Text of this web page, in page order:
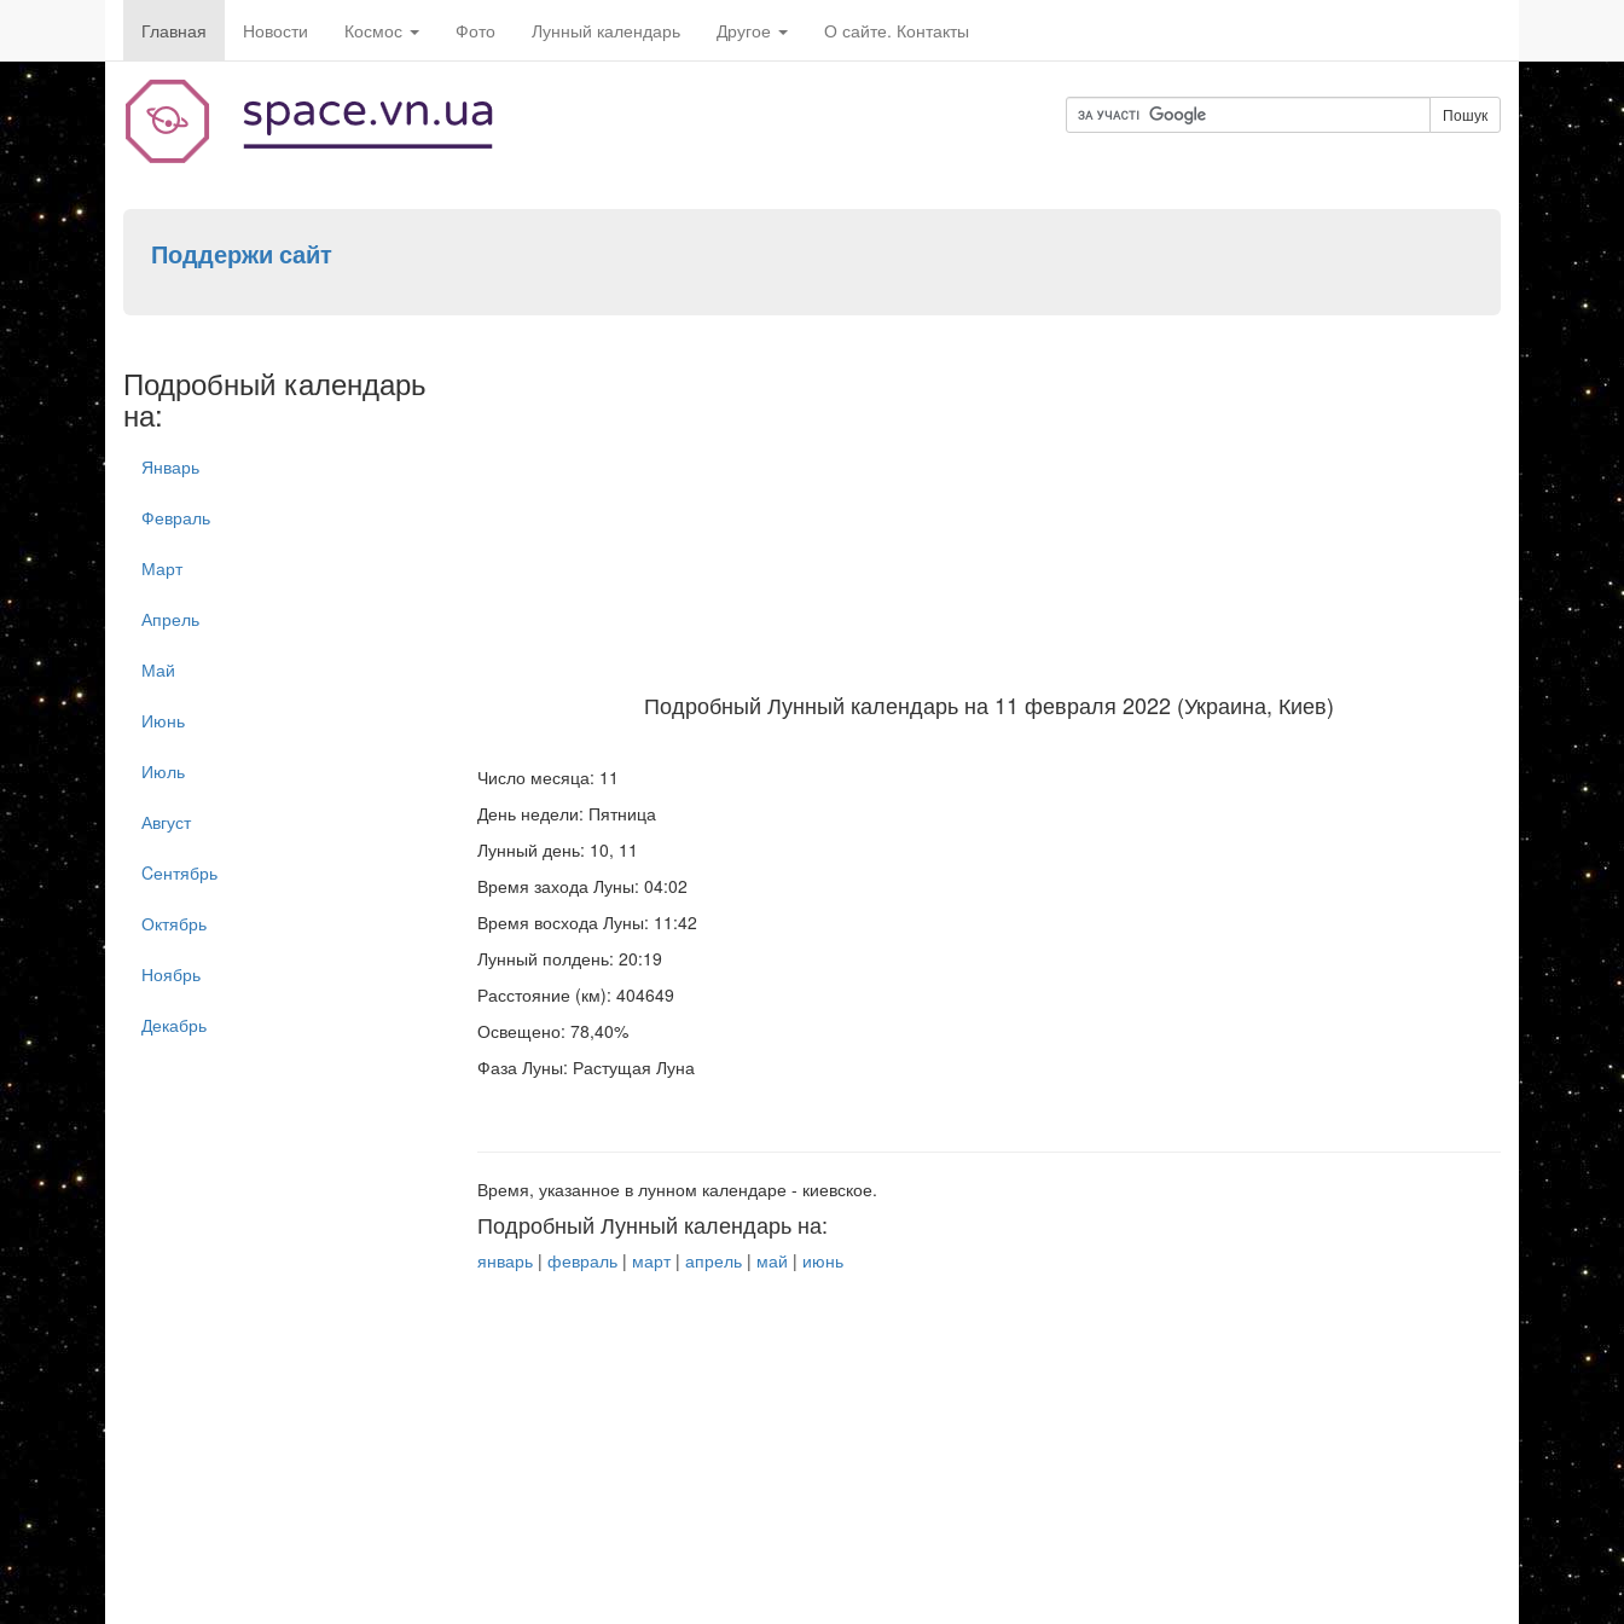
Главная Новости Космос Фото Лунный календарь Другое О сайте. Контакты
Пошук
Поддержи сайт
Подробный Лунный календарь на 11 февраля 2022 (Украина, Киев)
Число месяца: 11
День недели: Пятница
Лунный день: 10, 11
Время захода Луны: 04:02
Время восхода Луны: 11:42
Лунный полдень: 20:19
Расстояние (км): 404649
Освещено: 78,40%
Фаза Луны: Растущая Луна
Время, указанное в лунном календаре - киевское.
Подробный Лунный календарь на:
январь| февраль| март| апрель| май | июнь
Подробный календарь
на:
Январь
Февраль
Март
Апрель
Май
Июнь
Июль
Август
Cентябрь
Октябрь
Ноябрь
Декабрь